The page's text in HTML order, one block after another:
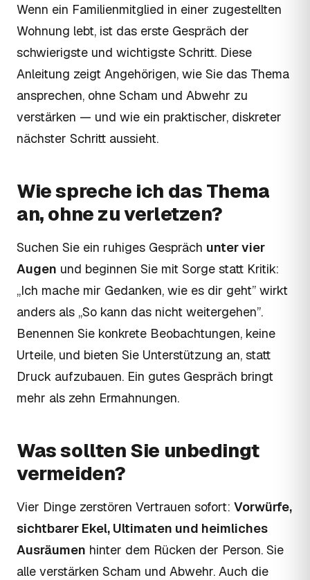
Wenn ein Familienmitglied in einer zugestellten
Wohnung lebt, ist das erste Gespräch der
schwierigste und wichtigste Schritt. Diese
Anleitung zeigt Angehörigen, wie Sie das Thema
ansprechen, ohne Scham und Abwehr zu
verstärken — und wie ein praktischer, diskreter
nächster Schritt aussieht.
Wie spreche ich das Thema
an, ohne zu verletzen?
Suchen Sie ein ruhiges Gespräch unter vier
Augen und beginnen Sie mit Sorge statt Kritik:
„Ich mache mir Gedanken, wie es dir geht” wirkt
anders als „So kann das nicht weitergehen”.
Benennen Sie konkrete Beobachtungen, keine
Urteile, und bieten Sie Unterstützung an, statt
Druck aufzubauen. Ein gutes Gespräch bringt
mehr als zehn Ermahnungen.
Was sollten Sie unbedingt
vermeiden?
Vier Dinge zerstören Vertrauen sofort: Vorwürfe,
sichtbarer Ekel, Ultimaten und heimliches
Ausräumen hinter dem Rücken der Person. Sie
alle verstärken Scham und Abwehr. Auch die